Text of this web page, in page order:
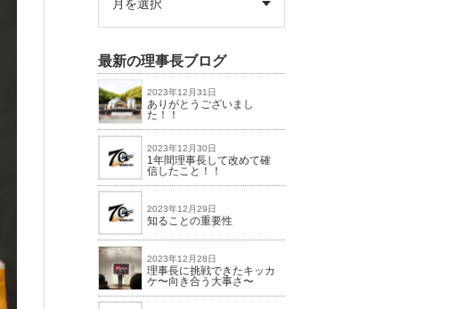
最新の理事長ブログ
2023年12月31日
ありがとうございまし
た！！
2023年12月30日
1年間理事長して改めて確
信したこと！！
2023年12月29日
知ることの重要性
2023年12月28日
理事長に挑戦できたキッカ
ケ〜向き合う大事さ〜